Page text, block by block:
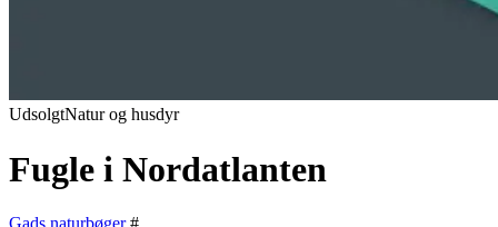
UdsolgtNatur og husdyr
Fugle i Nordatlanten